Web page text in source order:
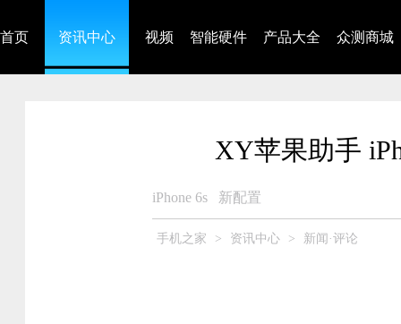
首页 资讯中心 视频 智能硬件 产品大全 众测商城
XY苹果助手
iPhone 6s 新配置
手机之家 > 资讯中心 > 新闻·评论